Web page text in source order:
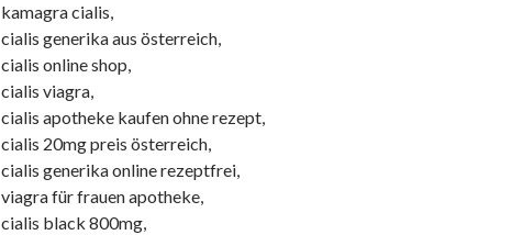
kamagra cialis,
cialis generika aus österreich,
cialis online shop,
cialis viagra,
cialis apotheke kaufen ohne rezept,
cialis 20mg preis österreich,
cialis generika online rezeptfrei,
viagra für frauen apotheke,
cialis black 800mg,